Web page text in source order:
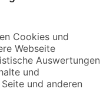
mehr verpassen!